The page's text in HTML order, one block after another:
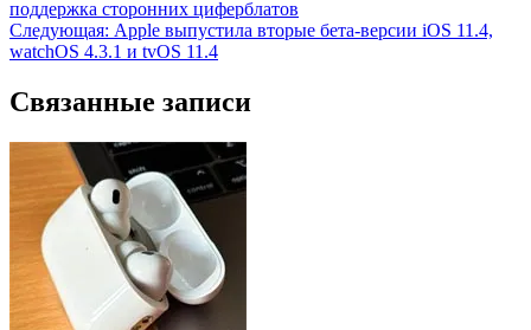
по
записям
поддержка сторонних циферблатов
Следующая: Apple выпустила вторые бета-версии iOS 11.4,
watchOS 4.3.1 и tvOS 11.4
Связанные записи